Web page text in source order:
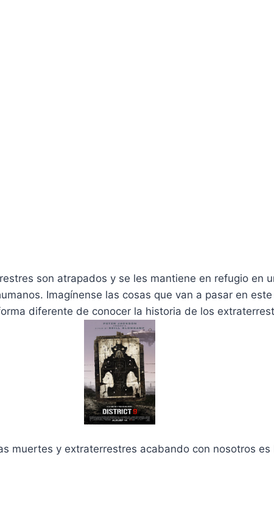
son atrapados y se les mantiene en refugio en
Imagínense las cosas que van a pasar en este
diferente de conocer la historia de los
muertes y extraterrestres acabando con nosotros es